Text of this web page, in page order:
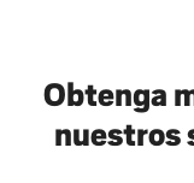
Obtenga
nuestros